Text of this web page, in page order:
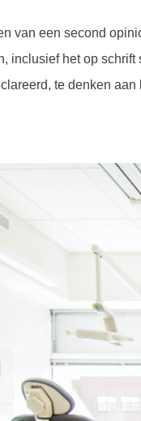
van een second
inclusief het op
te denken